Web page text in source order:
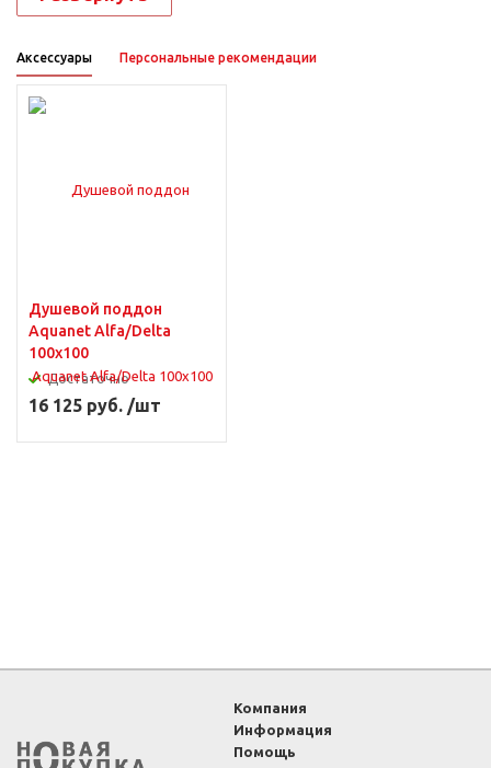
Аксессуары Персональные рекомендации
Душевой поддон
Aquanet Alfa/Delta
100x100
Достаточно
16 125 руб. /шт
Компания
Информация
Помощь